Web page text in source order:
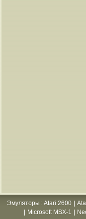
Эмуляторы : Atari 2600
Microsoft MSX-1